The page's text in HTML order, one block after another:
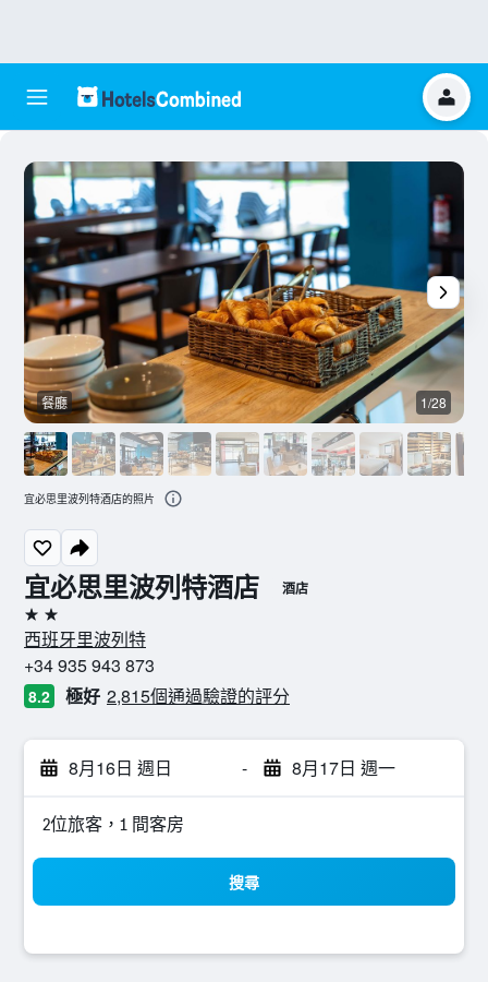
宜必思里波列特酒店 酒店
2星級
西班牙里波列特
+34 935 943 873
8.2 極好 2,815個通過驗證的評分
8月16日 週日 - 8月17日 週一
2位旅客，1 間客房
搜尋
餐廳 1/28
宜必思里波列特酒店的照片